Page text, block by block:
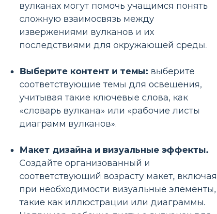
вулканах могут помочь учащимся понять
сложную взаимосвязь между
извержениями вулканов и их
последствиями для окружающей среды.
Выберите контент и темы: выберите
соответствующие темы для освещения,
учитывая такие ключевые слова, как
«словарь вулкана» или «рабочие листы
диаграмм вулканов».
Макет дизайна и визуальные эффекты.
Создайте организованный и
соответствующий возрасту макет, включая
при необходимости визуальные элементы,
такие как иллюстрации или диаграммы.